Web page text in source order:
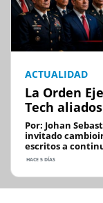
ACTUALIDAD
La Orden
Tech
Por: Johan
invitado
escritos a
HACE 5 DÍAS